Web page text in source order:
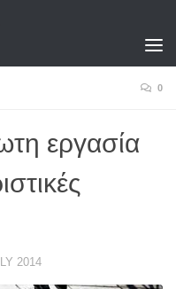
0
εργασία
2014